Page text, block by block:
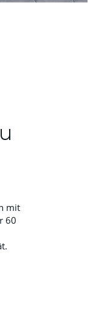
mit
60